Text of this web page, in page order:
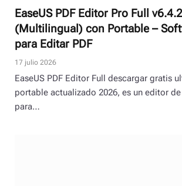
EaseUS PDF Editor Pro Full
(Multilingual) con Portable –
para Editar PDF
17 julio 2026
EaseUS PDF Editor Full descargar gratis
portable actualizado 2026, es un editor
para…